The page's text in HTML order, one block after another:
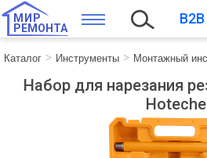
МИР
РЕМОНТА
B2B
Каталог Инструменты Монтажный
Набор для нарезания
Hoteche